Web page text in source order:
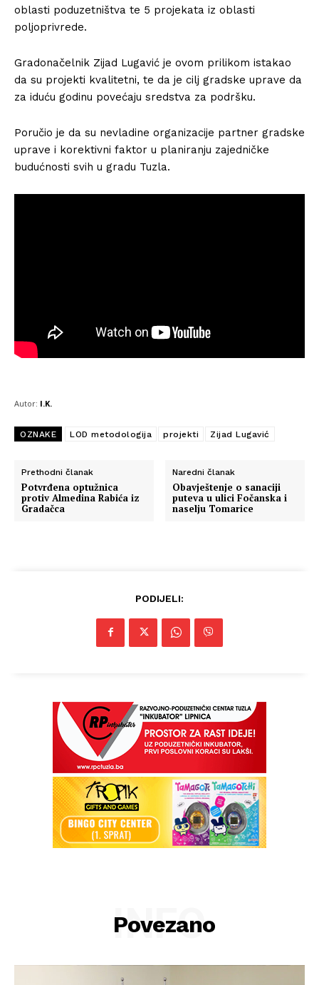
oblasti poduzetništva te 5 projekata iz oblasti
poljoprivrede.
Gradonačelnik Zijad Lugavić je ovom prilikom istakao
da su projekti kvalitetni, te da je cilj gradske uprave da
za iduću godinu povećaju sredstva za podršku.
Poručio je da su nevladine organizacije partner gradske
uprave i korektivni faktor u planiranju zajedničke
budućnosti svih u gradu Tuzla.
Autor: I.K.
OZNAKE LOD metodologija projekti Zijad Lugavić
Prethodni članak
Potvrđena optužnica
protiv Almedina Rabića iz
Gradačca
Naredni članak
Obavještenje o sanaciji
puteva u ulici Fočanska i
naselju Tomarice
PODIJELI:
Povezano
INFO